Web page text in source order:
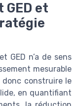
GED et
GED n’a de sens
mesurable
donc construire le
en quantifiant